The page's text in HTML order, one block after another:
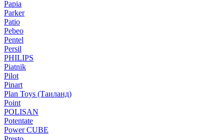
Papia
Parker
Patio
Pebeo
Pentel
Persil
PHILIPS
Piatnik
Pilot
Pinart
Plan Toys (Таиланд)
Point
POLISAN
Potentate
Power CUBE